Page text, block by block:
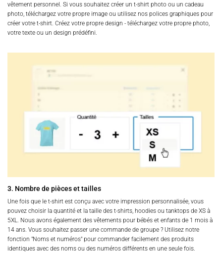
vêtement personnel. Si vous souhaitez créer un t-shirt photo ou un cadeau
photo, téléchargez votre propre image ou utilisez nos polices graphiques pour
créer votre t-shirt. Créez votre propre design - téléchargez votre propre photo,
votre texte ou un design prédéfini.
3. Nombre de pièces et tailles
Une fois que le t-shirt est conçu avec votre impression personnalisée, vous
pouvez choisir la quantité et la taille des t-shirts, hoodies ou tanktops de XS à
5XL. Nous avons également des vêtements pour bébés et enfants de 1 mois à
14 ans. Vous souhaitez passer une commande de groupe ? Utilisez notre
fonction "Noms et numéros" pour commander facilement des produits
identiques avec des noms ou des numéros différents en une seule fois.